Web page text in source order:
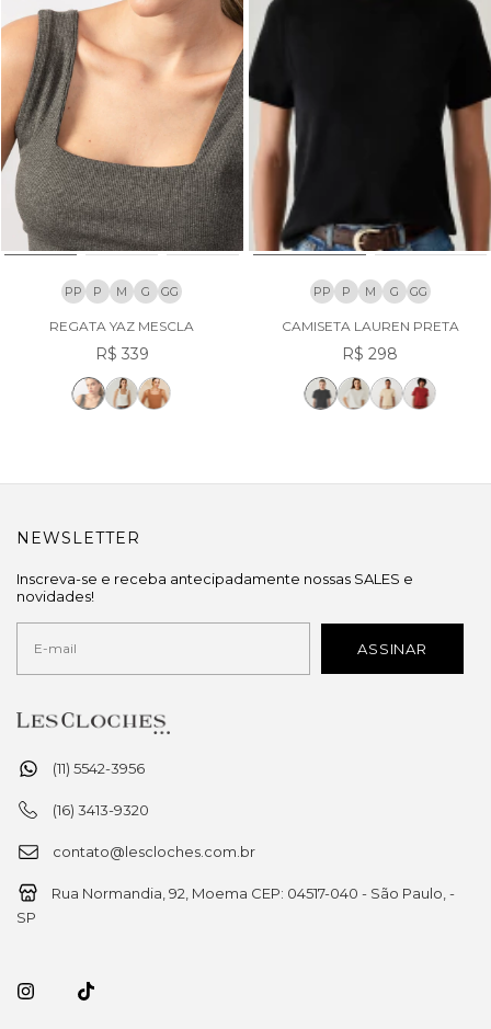
PP P M G GG
REGATA YAZ MESCLA
R$ 339
PP P M G GG
CAMISETA LAUREN PRETA
R$ 298
(11) 5542-3956
(16) 3413-9320
contato@lescloches.com.br
Rua Normandia, 92, Moema CEP: 04517-040 - São Paulo, -
SP
NEWSLETTER
Inscreva-se e receba antecipadamente nossas SALES e
novidades!